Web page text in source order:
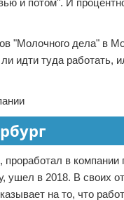
и потом". И
"Молочного дела" в
идти туда работать,
в компании
ушел в 2018. В своих
на то, что